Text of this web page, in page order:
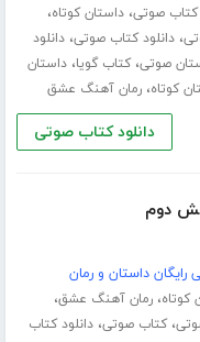
کتاب صوتی،داستان کوتاه،
،دانلود کتاب صوتی،دانلود
صوتی،کتاب گویا،داستان
کوتاه،رمان آهنگ عشق
دانلود کتاب صوتی
دوم
داستان و رمان
کوتاه،رمان آهنگ عشق،
،کتاب صوتی،دانلود کتاب